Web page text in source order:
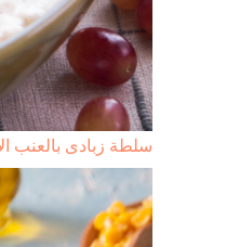
سلطة زبادى بالعنب